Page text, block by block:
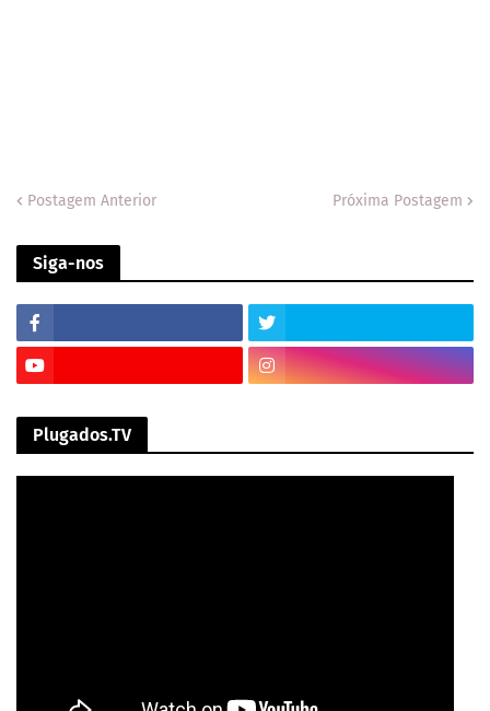
Postagem Anterior Próxima Postagem
Siga-nos
Plugados.TV